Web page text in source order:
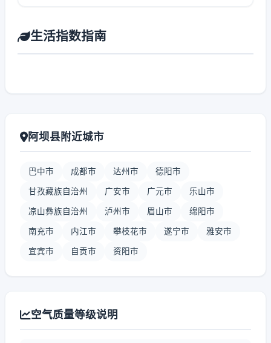
生活指数指南
阿坝县附近城市
巴中市 成都市 达州市 德阳市
甘孜藏族自治州 广安市 广元市 乐山市
凉山彝族自治州 泸州市 眉山市 绵阳市
南充市 内江市 攀枝花市 遂宁市 雅安市
宜宾市 自贡市 资阳市
空气质量等级说明